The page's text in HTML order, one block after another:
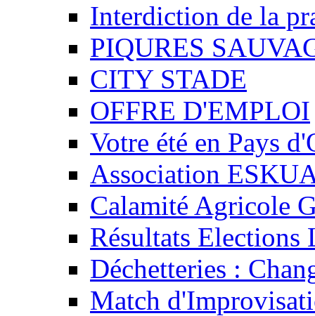
Interdiction de la
PIQURES
CITY STADE
OFFRE D'EMPLOI
Votre été en Pays
Association
Calamité Agricole
Résultats
Déchetteries :
Match